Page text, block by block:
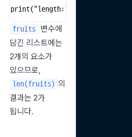
print("length:", length)  # 2
fruits
변수에
담긴 리스트에는
2개의 요소가
len(fruits) 의
결과는 2가
됩니다.